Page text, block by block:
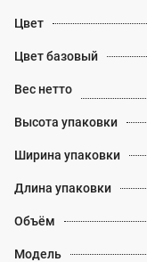
Цвет
Цвет базовый
Вес нетто
Высота упаковки
Ширина упаковки
Длина упаковки
Объём
Модель